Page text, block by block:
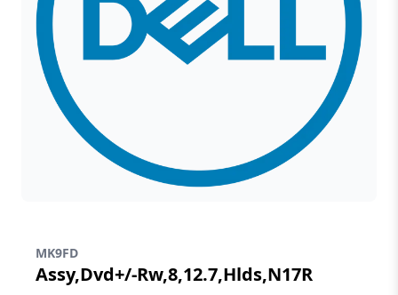
MK9FD
Assy,Dvd+/-Rw,8,12.7,Hlds,N17R